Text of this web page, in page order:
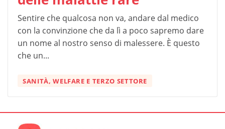
Sentire che qualcosa non va, andare dal medico
con la convinzione che da lì a poco sapremo dare
un nome al nostro senso di malessere. È questo
che un...
SANITÀ, WELFARE E TERZO SETTORE